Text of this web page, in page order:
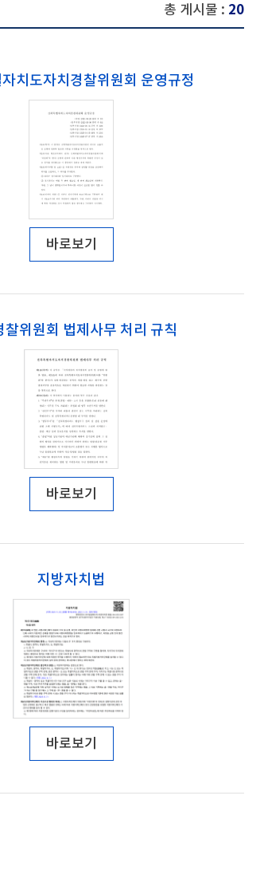
총 게시물 : 20
치도자치경찰위원회 운영규정
바로보기
찰위원회 법제사무 처리 규칙
바로보기
지방자치법
바로보기